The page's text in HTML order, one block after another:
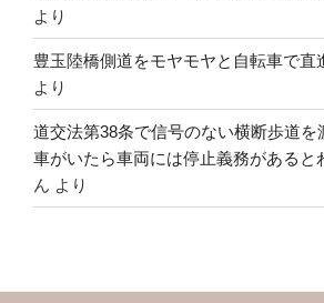
より
豊玉陸橋側道をモヤモヤと自転車で直
より
道交法第38条で信号のない横断歩道を
車がいたら車両には停止義務があると
ん より